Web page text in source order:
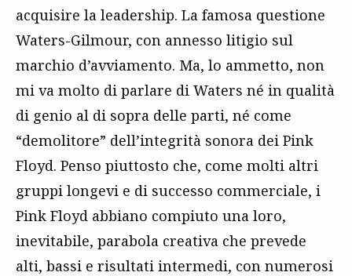
acquisire la leadership. La famosa questione
Waters-Gilmour, con annesso litigio sul
marchio d’avviamento. Ma, lo ammetto, non
mi va molto di parlare di Waters né in qualità
di genio al di sopra delle parti, né come
“demolitore” dell’integrità sonora dei Pink
Floyd. Penso piuttosto che, come molti altri
gruppi longevi e di successo commerciale, i
Pink Floyd abbiano compiuto una loro,
inevitabile, parabola creativa che prevede
alti, bassi e risultati intermedi, con numerosi